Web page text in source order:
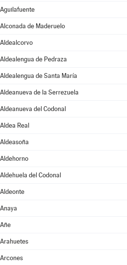
Aguilafuente
Alconada de Maderuelo
Aldealcorvo
Aldealengua de Pedraza
Aldealengua de Santa María
Aldeanueva de la Serrezuela
Aldeanueva del Codonal
Aldea Real
Aldeasoña
Aldehorno
Aldehuela del Codonal
Aldeonte
Anaya
Añe
Arahuetes
Arcones